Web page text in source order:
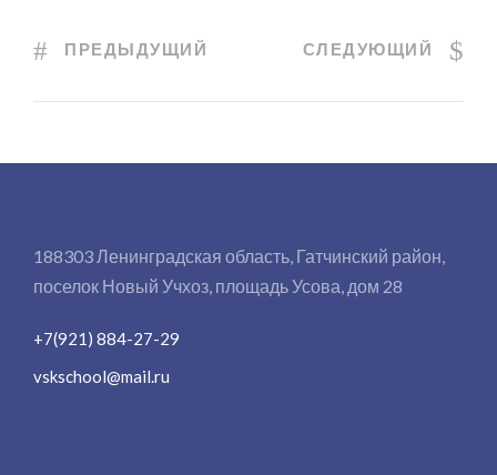
ПРЕДЫДУЩИЙ СЛЕДУЮЩИЙ
188303 Ленинградская область, Гатчинский район,
поселок Новый Учхоз, площадь Усова, дом 28
+7(921) 884-27-29
vskschool@mail.ru